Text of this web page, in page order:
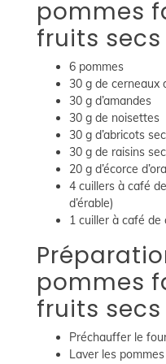
pommes
fruits secs
6 pommes
30 g de cerneaux
30 g d’amandes
30 g de noisettes
30 g d’abricots
30 g de raisins
20 g d’écorce
4 cuillers à café
d’érable)
1 cuiller à café de
pommes
fruits secs
Préchauffer le
Laver les